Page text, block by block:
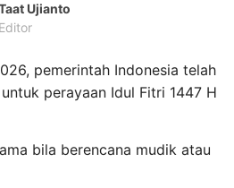
Ujianto
pemerintah Indonesia telah
perayaan Idul Fitri 1447 H
bila berencana mudik atau